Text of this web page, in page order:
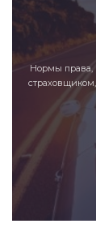
Нормы права,